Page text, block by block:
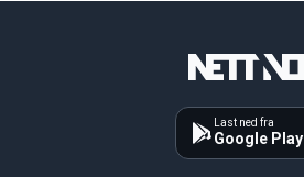
Last ned fra
Google Play